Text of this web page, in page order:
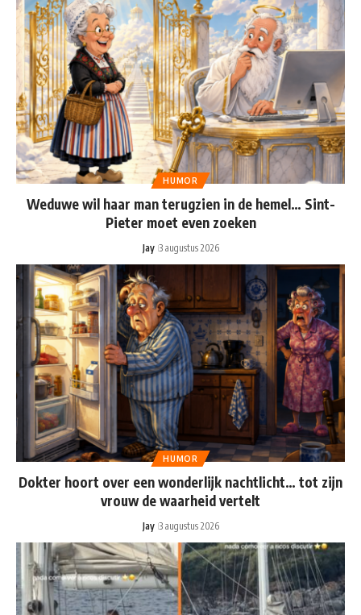
HUMOR
Weduwe wil haar man terugzien in de hemel… Sint-
Pieter moet even zoeken
Jay 3 augustus 2026
HUMOR
Dokter hoort over een wonderlijk nachtlicht… tot zijn
vrouw de waarheid vertelt
Jay 3 augustus 2026